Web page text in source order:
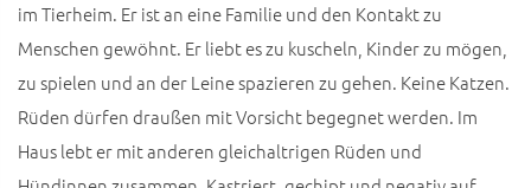
im Tierheim. Er ist an eine Familie und den Kontakt zu
Menschen gewöhnt. Er liebt es zu kuscheln, Kinder zu mögen,
zu spielen und an der Leine spazieren zu gehen. Keine Katzen.
Rüden dürfen draußen mit Vorsicht begegnet werden. Im
Haus lebt er mit anderen gleichaltrigen Rüden und